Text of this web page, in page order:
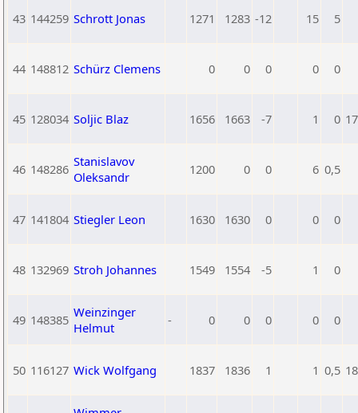
43 144259 Schrott Jonas 1271 1283 -12 15 5
44 148812 Schürz Clemens 0 0 0 0 0
45 128034 Soljic Blaz 1656 1663 -7 1 0
46 148286 Stanislavov
Oleksandr
1200 0 0 6 0,5
47 141804 Stiegler Leon 1630 1630 0 0 0
48 132969 Stroh Johannes 1549 1554 -5 1 0
49 148385 Weinzinger
Helmut
- 0 0 0 0 0
50 116127 Wick Wolfgang 1837 1836 1 1 0,5